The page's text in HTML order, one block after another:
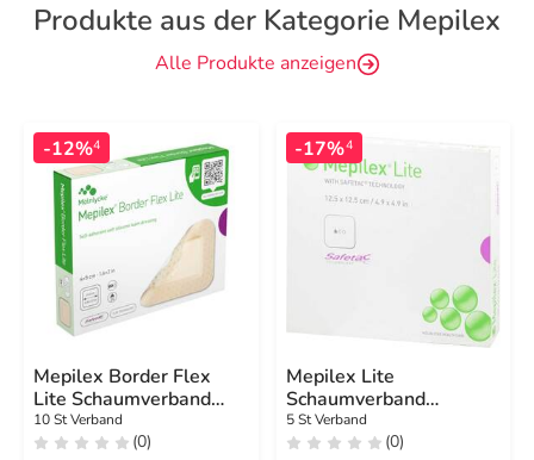
Produkte aus der Kategorie Mepilex
Alle Produkte anzeigen
-12%4
Mepilex Border Flex
Lite Schaumverband
4x5 cm
10 St Verband
(0)
-17%4
Mepilex Lite
Schaumverband
12,5x12,5cm steril
5 St Verband
(0)